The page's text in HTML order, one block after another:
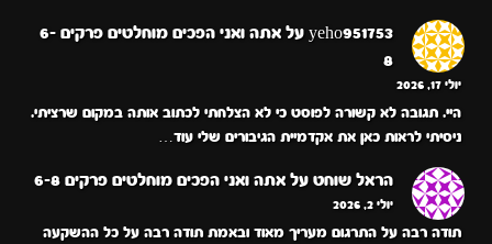
yeho951753 על
אתה ואני הפכים מוחלטים פרקים 6-
8
יולי 17, 2026
היי. תגובה לא קשורה לפוסט כי לא הצלחתי לכתוב אותה במקום שרציתי.
ניסיתי לראות כאן את אקדמיית הגיבורים שלי עוד…
הראל שוחט על אתה ואני הפכים מוחלטים פרקים 6-8
יולי 2, 2026
תודה רבה על התרגום מעריך מאוד ובאמת תודה רבה על כל ההשקעה